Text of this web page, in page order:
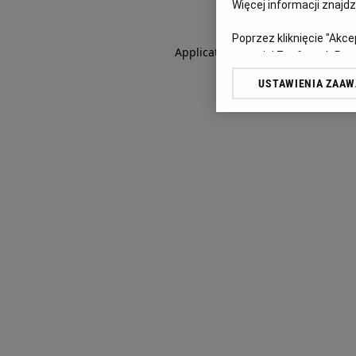
Application error: a client-side
Więcej informacji
Poprzez kliknięcie
z o. o. jej Zaufanych
swoje preferencje dot.
przetwarzania danych
USTAWIENIA